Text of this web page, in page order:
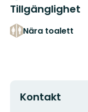
Tillgänglighet
Nära toalett
Kontakt